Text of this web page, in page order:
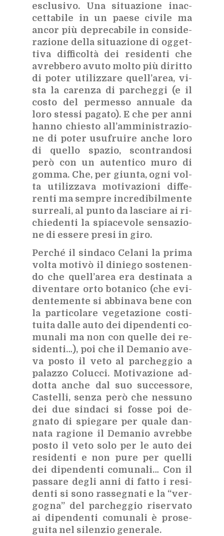
esclu­si­vo. Una si­tua­zio­ne inac­
cet­ta­bi­le in un pae­se ci­vi­le ma
an­cor più de­pre­ca­bi­le in con­si­de­
ra­zio­ne del­la si­tua­zio­ne di og­get­
ti­va dif­fi­col­tà dei re­si­den­ti che
avreb­be­ro avu­to mol­to più di­rit­to
di po­ter uti­liz­za­re quel­l’a­rea, vi­
sta la ca­ren­za di par­cheg­gi (e il
co­sto del per­mes­so an­nua­le da
loro stes­si pa­ga­to). E che per anni
han­no chie­sto al­l’am­mi­ni­stra­zio­
ne di po­ter usu­frui­re an­che loro
di quel­lo spa­zio, scon­tran­do­si
però con un au­ten­ti­co muro di
gom­ma. Che, per giun­ta, ogni vol­
ta uti­liz­za­va mo­ti­va­zio­ni dif­fe­
ren­ti ma sem­pre in­cre­di­bil­men­te
sur­rea­li, al pun­to da la­scia­re ai ri­
chie­den­ti la spia­ce­vo­le sen­sa­zio­
ne di es­se­re pre­si in giro.
Per­ché il sin­da­co Ce­la­ni la pri­ma
vol­ta mo­ti­vò il di­nie­go so­ste­nen­
do che quel­l’a­rea era de­sti­na­ta a
di­ven­ta­re orto bo­ta­ni­co (che evi­
den­te­men­te si ab­bi­na­va bene con
la par­ti­co­la­re ve­ge­ta­zio­ne co­sti­
tui­ta dal­le auto dei di­pen­den­ti co­
mu­na­li ma non con quel­le dei re­
si­den­ti…), poi che il De­ma­nio ave­
va po­sto il veto al par­cheg­gio a
pa­laz­zo Co­luc­ci. Mo­ti­va­zio­ne ad­
dot­ta an­che dal suo suc­ces­so­re,
Ca­stel­li, sen­za però che nes­su­no
dei due sin­da­ci si fos­se poi de­
gna­to di spie­ga­re per qua­le dan­
na­ta ra­gio­ne il De­ma­nio avreb­be
po­sto il veto solo per le auto dei
re­si­den­ti e non pure per quel­li
dei di­pen­den­ti co­mu­na­li… Con il
pas­sa­re de­gli anni di fat­to i re­si­
den­ti si sono ras­se­gna­ti e la “ver­
go­gna” del par­cheg­gio ri­ser­va­to
ai di­pen­den­ti co­mu­na­li è pro­se­
gui­ta nel si­len­zio ge­ne­ra­le.